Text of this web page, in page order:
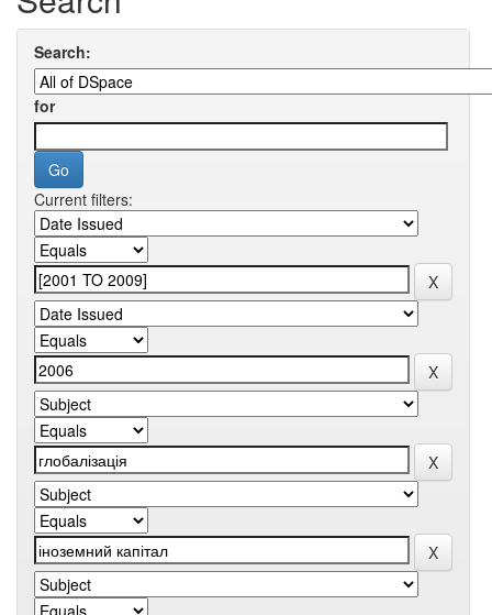
Search:
for
Current filters: